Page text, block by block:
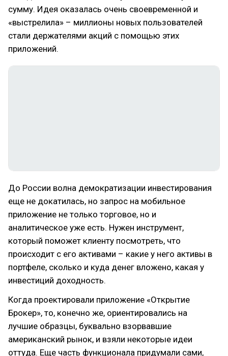
сумму. Идея оказалась очень своевременной и
«выстрелила» – миллионы новых пользователей
стали держателями акций с помощью этих
приложений.
До России волна демократизации инвестирования
еще не докатилась, но запрос на мобильное
приложение не только торговое, но и
аналитическое уже есть. Нужен инструмент,
который поможет клиенту посмотреть, что
происходит с его активами – какие у него активы в
портфеле, сколько и куда денег вложено, какая у
инвестиций доходность.
Когда проектировали приложение «Открытие
Брокер», то, конечно же, ориентировались на
лучшие образцы, буквально взорвавшие
американский рынок, и взяли некоторые идеи
оттуда. Еще часть функционала придумали сами,